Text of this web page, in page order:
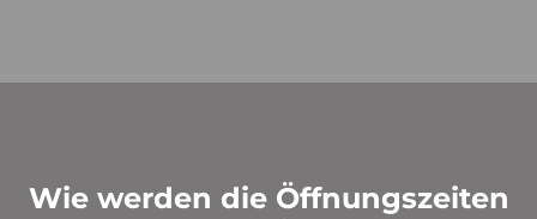
Wie werden die Öffnungszeiten